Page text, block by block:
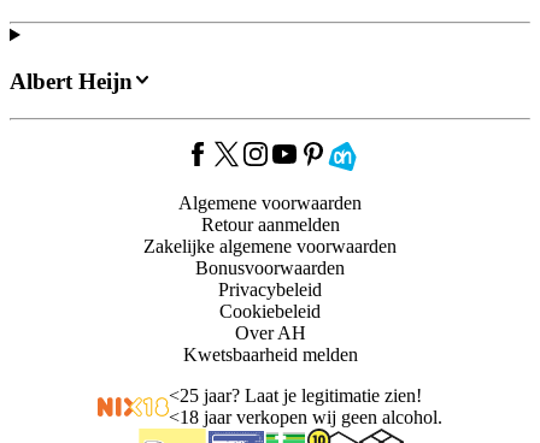
Albert Heijn
Algemene voorwaarden
Retour aanmelden
Zakelijke algemene voorwaarden
Bonusvoorwaarden
Privacybeleid
Cookiebeleid
Over AH
Kwetsbaarheid melden
<25 jaar? Laat je legitimatie zien!
<18 jaar verkopen wij geen alcohol.